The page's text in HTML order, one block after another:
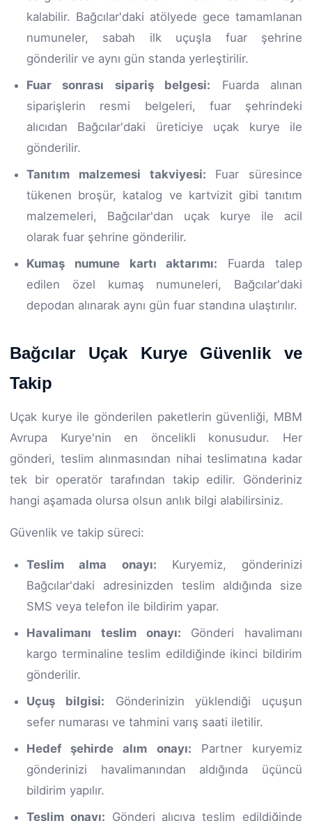
kalabilir. Bağcılar'daki atölyede gece tamamlanan
numuneler, sabah ilk uçuşla fuar şehrine
gönderilir ve aynı gün standa yerleştirilir.
Fuar sonrası sipariş belgesi: Fuarda alınan
siparişlerin resmi belgeleri, fuar şehrindeki
alıcıdan Bağcılar'daki üreticiye uçak kurye ile
gönderilir.
Tanıtım malzemesi takviyesi: Fuar süresince
tükenen broşür, katalog ve kartvizit gibi tanıtım
malzemeleri, Bağcılar'dan uçak kurye ile acil
olarak fuar şehrine gönderilir.
Kumaş numune kartı aktarımı: Fuarda talep
edilen özel kumaş numuneleri, Bağcılar'daki
depodan alınarak aynı gün fuar standına ulaştırılır.
Bağcılar Uçak Kurye Güvenlik ve
Takip
Uçak kurye ile gönderilen paketlerin güvenliği, MBM
Avrupa Kurye'nin en öncelikli konusudur. Her
gönderi, teslim alınmasından nihai teslimatına kadar
tek bir operatör tarafından takip edilir. Gönderiniz
hangi aşamada olursa olsun anlık bilgi alabilirsiniz.
Güvenlik ve takip süreci:
Teslim alma onayı: Kuryemiz, gönderinizi
Bağcılar'daki adresinizden teslim aldığında size
SMS veya telefon ile bildirim yapar.
Havalimanı teslim onayı: Gönderi havalimanı
kargo terminaline teslim edildiğinde ikinci bildirim
gönderilir.
Uçuş bilgisi: Gönderinizin yüklendiği uçuşun
sefer numarası ve tahmini varış saati iletilir.
Hedef şehirde alım onayı: Partner kuryemiz
gönderinizi havalimanından aldığında üçüncü
bildirim yapılır.
Teslim onayı: Gönderi alıcıya teslim edildiğinde